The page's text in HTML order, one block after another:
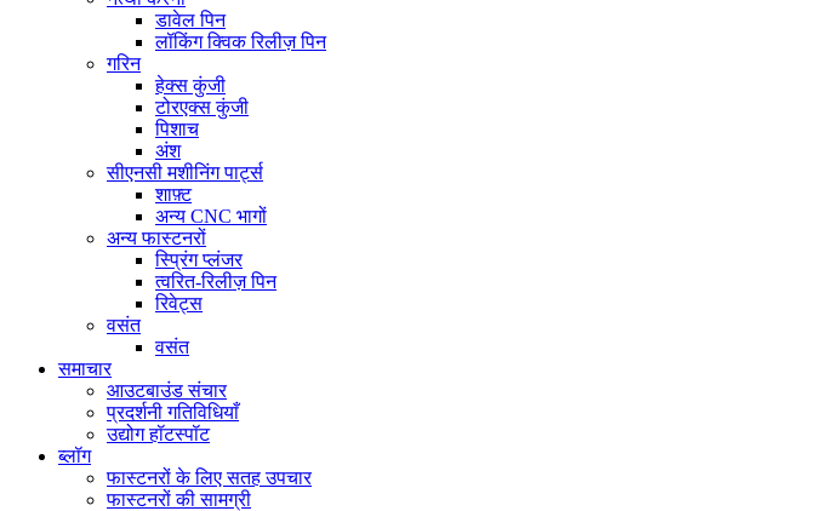
डावेल पिन
लॉकिंग क्विक रिलीज़ पिन
गरिन
हेक्स कुंजी
टोरएक्स कुंजी
पिशाच
अंश
सीएनसी मशीनिंग पार्ट्स
शाफ़्ट
अन्य CNC भागों
अन्य फास्टनरों
स्प्रिंग प्लंजर
त्वरित-रिलीज़ पिन
रिवेट्स
वसंत
वसंत
समाचार
आउटबाउंड संचार
प्रदर्शनी गतिविधियाँ
उद्योग हॉटस्पॉट
ब्लॉग
फास्टनरों के लिए सतह उपचार
फास्टनरों की सामग्री